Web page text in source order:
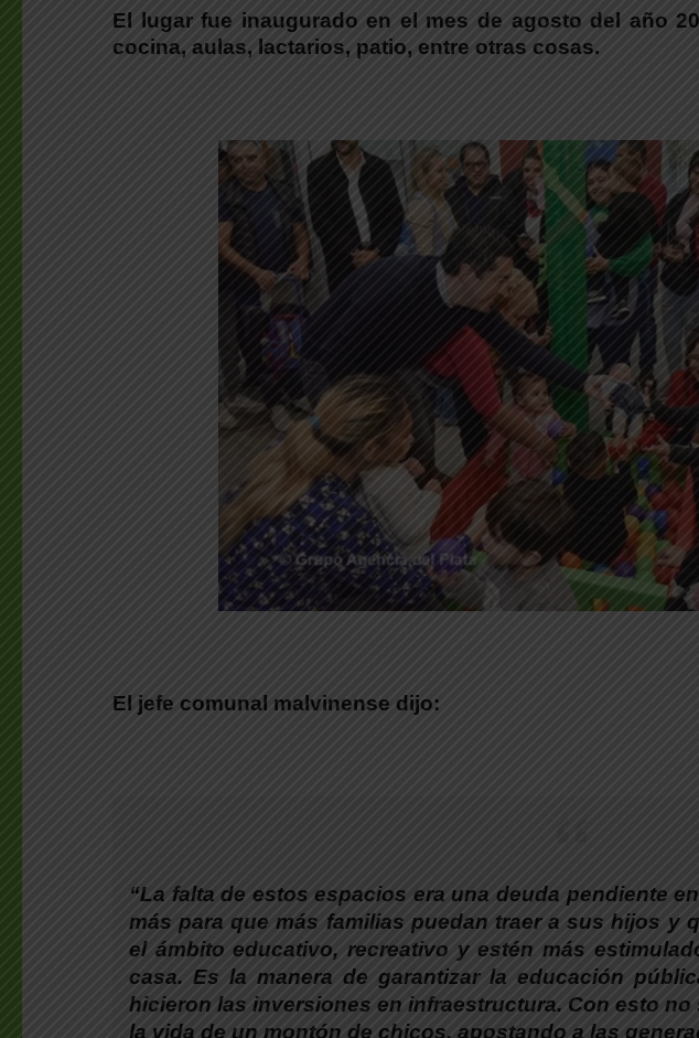
El lugar fue inaugurado en el mes de agosto del año
cocina, aulas, lactarios, patio, entre otras cosas.
El jefe comunal malvinense dijo:
“La falta de estos espacios era una deuda pendiente
más para que más familias puedan traer a sus hijos y
el ámbito educativo, recreativo y estén más
casa. Es la manera de garantizar la educación
hicieron las inversiones en infraestructura. Con esto
la vida de un montón de chicos, apostando a las